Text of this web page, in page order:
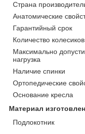
Страна
Анатомические
Гарантийный срок
Количество колесиков
Максимально
нагрузка
Наличие спинки
Ортопедические
Основание кресла
Материал
Подлокотник